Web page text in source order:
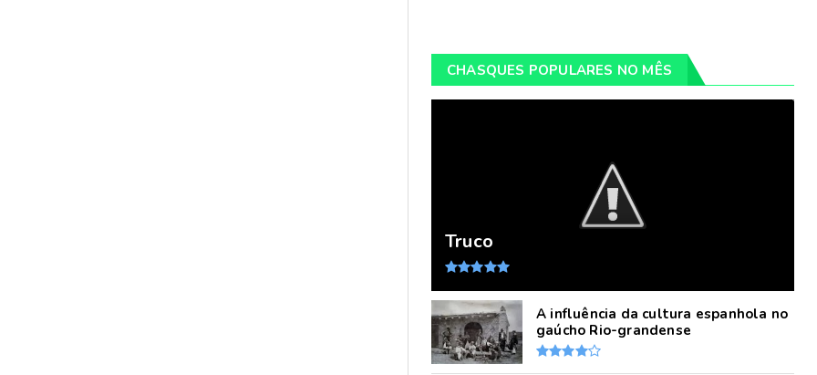
CHASQUES POPULARES NO MÊS
Truco
A influência da cultura espanhola no
gaúcho Rio-grandense